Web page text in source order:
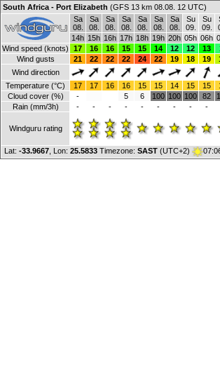
South Africa - Port Elizabeth (GFS 13 km 08.08. 12 UTC)
Sa
08.
Sa
08.
Sa
08.
Sa
08.
Sa
08.
Sa
08.
Sa
08.
Su
09.
Su
09.
14h 15h 16h 17h 18h 19h 20h 05h 06h
Wind speed (knots)
17 16 16 15 15 14 12 12 13
Wind gusts
21 22 22 22 24 22 19 18 19
Wind direction
Temperature (°C)
17 17 16 16 15 15 14 15 15
Cloud cover (%)
- 5 6 100 100 100 82
Rain (mm/3h)
- - - - - - - - -
Windguru rating
Lat: -33.9667, Lon: 25.5833 Timezone: SAST (UTC+2)